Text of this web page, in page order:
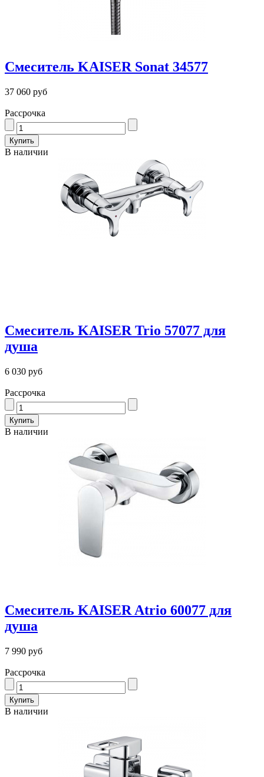
Смеситель KAISER Sonat 34577
37 060 руб
Рассрочка
В наличии
Смеситель KAISER Trio 57077 для
душа
6 030 руб
Рассрочка
В наличии
Смеситель KAISER Atrio 60077 для
душа
7 990 руб
Рассрочка
В наличии